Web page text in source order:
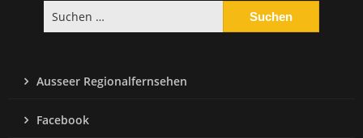
Suchen
nach:
Ausseer Regionalfernsehen
Facebook